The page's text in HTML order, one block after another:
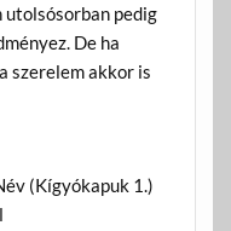
pedig
De ha
szerelem akkor is
(Kígyókapuk 1.)